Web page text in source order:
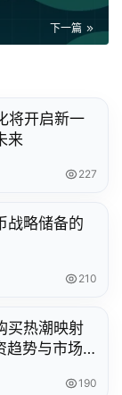
下一篇
将开启新一
来
227
战略储备的
210
买热潮映射
趋势与市场
190